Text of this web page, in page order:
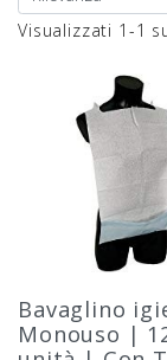
Visualizzati 1-1
Bavaglino
Monouso |